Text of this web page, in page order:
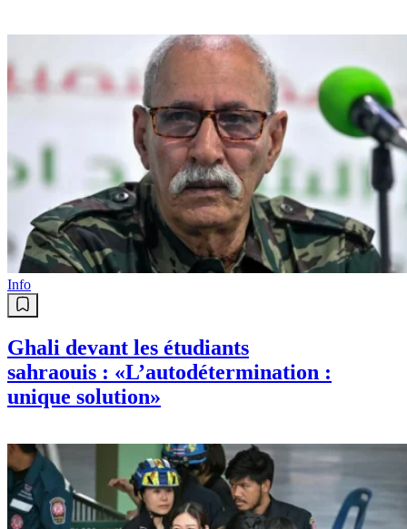
Info
Ghali devant les étudiants
sahraouis : «L’autodétermination :
unique solution»